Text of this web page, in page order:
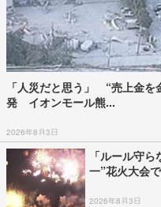
「人災だと思う」 “売上金を
発 イオンモール熊...
2026年8月3日
「ルール守
一”花火大会
2026年8月3日